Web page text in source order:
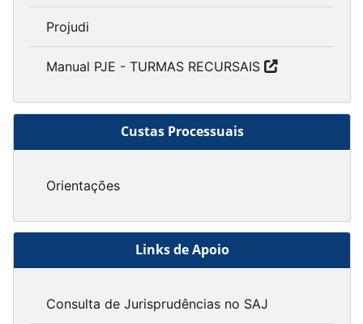
Projudi
Manual PJE - TURMAS RECURSAIS
Custas Processuais
Orientações
Links de Apoio
Consulta de Jurisprudências no SAJ